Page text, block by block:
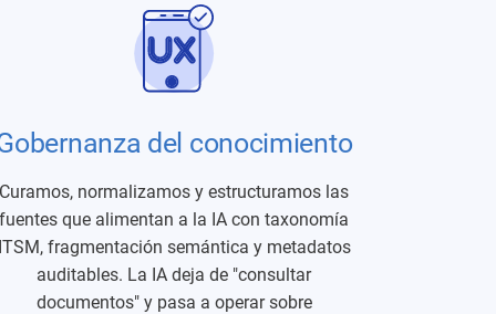
del conocimiento
Curamos, normalizamos y estructuramos las
fuentes que alimentan a la IA con taxonomía
fragmentación semántica y metadatos
auditables. La IA deja de "consultar
documentos" y pasa a operar sobre